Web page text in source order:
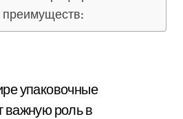
важную роль в